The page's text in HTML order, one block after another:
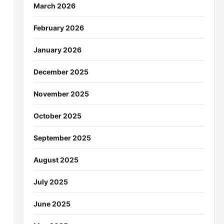
March 2026
February 2026
January 2026
December 2025
November 2025
October 2025
September 2025
August 2025
July 2025
June 2025